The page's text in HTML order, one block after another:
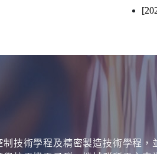
技術學程及精密製造技術學程，